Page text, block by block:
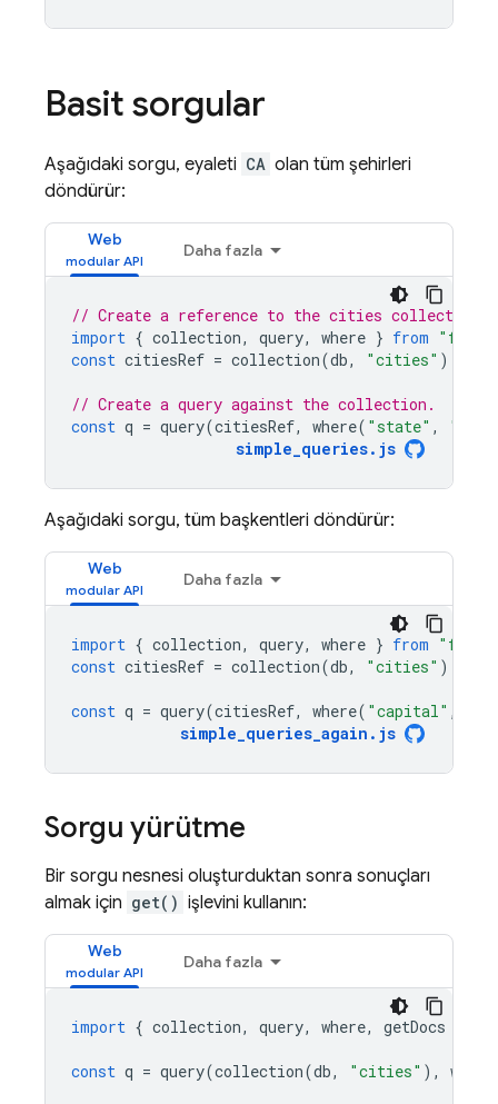
Basit sorgular
Aşağıdaki sorgu, eyaleti CA olan tüm şehirleri
döndürür:
Web
Daha fazla
// Create a reference to the cities collection
import { collection, query, where } from
const citiesRef = collection(db, "cities" );
// Create a query against the collection.
const q = query(citiesRef, where( "state" , "=="
simple_queries. js
Aşağıdaki sorgu, tüm başkentleri döndürür:
Web
Daha fazla
import { collection, query, where } from
const citiesRef = collection(db, "cities" );
const q = query(citiesRef, where( "capital" ,
simple_queries_again . js
Sorgu yürütme
Bir sorgu nesnesi oluşturduktan sonra sonuçları
almak için get() işlevini kullanın:
Web
Daha fazla
import { collection, query, where, getDocs
const q = query(collection(db, "cities" ), where